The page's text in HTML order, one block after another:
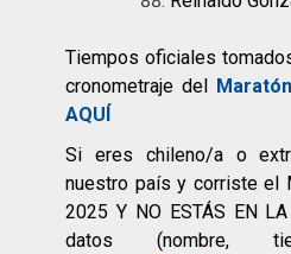
Tiempos oficiales
cronometraje del
AQUÍ
Si eres chileno/a o
nuestro país y corriste el
2025 Y NO ESTÁS EN
datos (nombre,